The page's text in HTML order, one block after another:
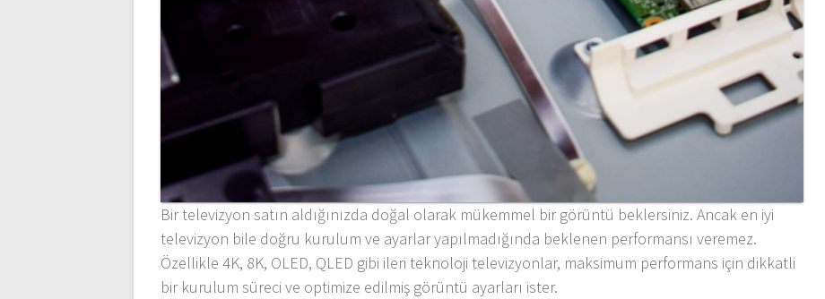
Bir televizyon satın aldığınızda doğal olarak mükemmel bir görüntü beklersiniz. Ancak en iyi
televizyon bile doğru kurulum ve ayarlar yapılmadığında beklenen performansı veremez.
Özellikle 4K, 8K, OLED, QLED gibi ileri teknoloji televizyonlar, maksimum performans için dikkatli
bir kurulum süreci ve optimize edilmiş görüntü ayarları ister.